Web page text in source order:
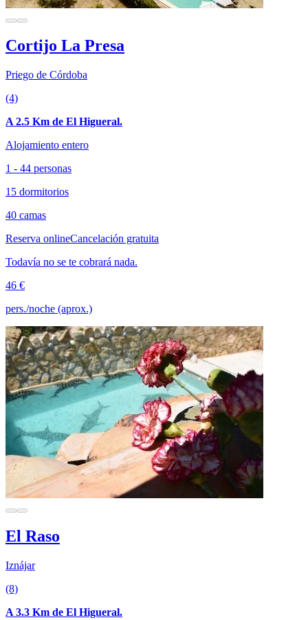
Cortijo La Presa
Priego de Córdoba
(4)
A 2.5 Km de El Higueral.
Alojamiento entero
1 - 44 personas
15 dormitorios
40 camas
Reserva onlineCancelación gratuita
Todavía no se te cobrará nada.
46 €
pers./noche (aprox.)
El Raso
Iznájar
(8)
A 3.3 Km de El Higueral.